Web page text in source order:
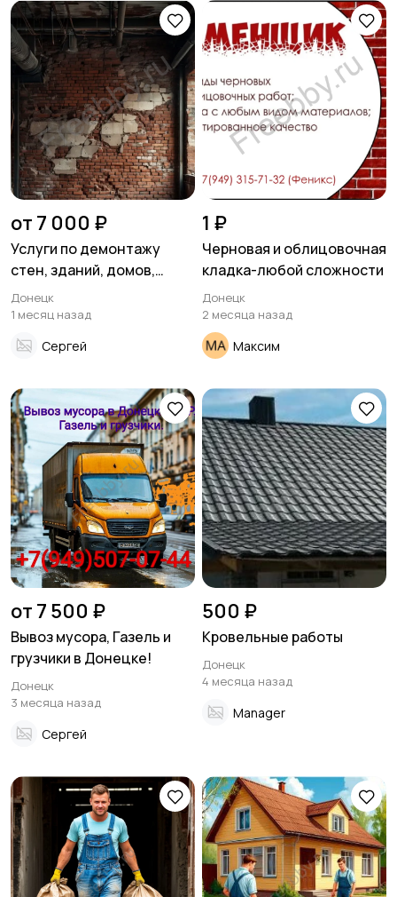
от 7 000 ₽
Услуги по демонтажу
стен, зданий, домов,
дверей, балконов и
других конструкций
Донецк
1 месяц назад
Сергей
1 ₽
Черновая и облицовочная
кладка-любой сложности
Донецк
2 месяца назад
Максим
от 7 500 ₽
Вывоз мусора, Газель и
грузчики в Донецке!
Донецк
3 месяца назад
Сергей
500 ₽
Кровельные работы
Донецк
4 месяца назад
Manager